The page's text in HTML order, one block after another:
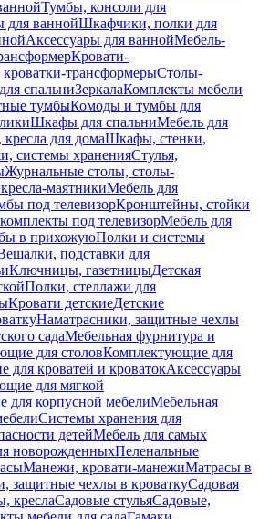
Тумбы, консоли для
ваннойШкафчики, полки для
Аксессуары для ваннойМебель-
Кровати-
кроватки-трансформерыСтолы-
спальниЗеркалаКомплекты мебели
тумбыКомоды и тумбы для
Шкафы для спальниМебель для
для домаШкафы, стенки,
системы храненияСтулья,
Журнальные столы, столы-
маятникиМебель для
под телевизорКронштейны, стойки
под телевизорМебель для
в прихожуюПолки и системы
подставки для
Ключницы, газетницыДетская
Полки, стеллажи для
Кровати детскиеДетские
Наматрасники, защитные чехлы
садаМебельная фурнитура и
для столовКомплектующие для
для кроватей и кроватокАксессуары
для мягкой
для корпусной мебелиМебельная
Системы хранения для
детейМебель для самых
новорожденныхПеленальные
Манежи, кровати-манежиМатрасы в
защитные чехлы в кроваткуСадовая
креслаСадовые стульяСадовые,